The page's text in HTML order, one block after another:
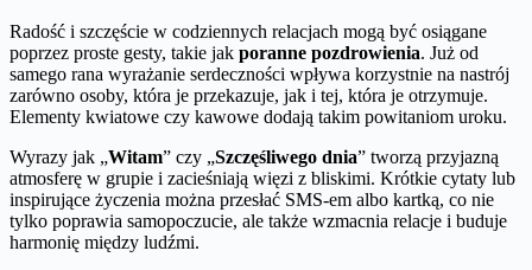
Radość i szczęście w codziennych relacjach mogą być osiągane
poprzez proste gesty, takie jak poranne pozdrowienia. Już od
samego rana wyrażanie serdeczności wpływa korzystnie na nastrój
zarówno osoby, która je przekazuje, jak i tej, która je otrzymuje.
Elementy kwiatowe czy kawowe dodają takim powitaniom uroku.
Wyrazy jak „Witam” czy „Szczęśliwego dnia” tworzą przyjazną
atmosferę w grupie i zacieśniają więzi z bliskimi. Krótkie cytaty lub
inspirujące życzenia można przesłać SMS-em albo kartką, co nie
tylko poprawia samopoczucie, ale także wzmacnia relacje i buduje
harmonię między ludźmi.